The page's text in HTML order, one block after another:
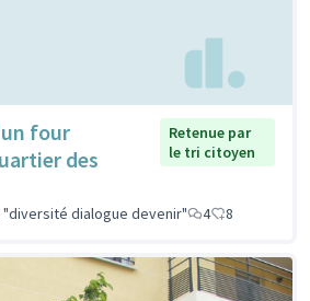
four
des
Retenue par
le tri citoyen
"diversité dialogue devenir" 4 8